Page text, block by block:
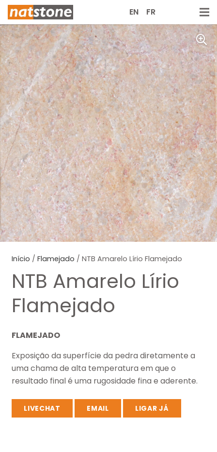
EN FR
Início / Flamejado / NTB Amarelo Lírio Flamejado
NTB Amarelo Lírio
Flamejado
FLAMEJADO
Exposição da superfície da pedra diretamente a
uma chama de alta temperatura em que o
resultado final é uma rugosidade fina e aderente.
LIVECHAT EMAIL LIGAR JÁ